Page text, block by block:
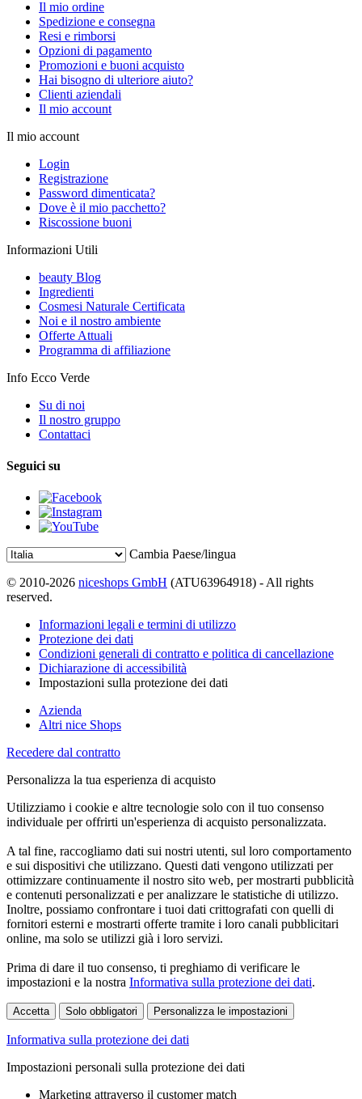
Il mio ordine
Spedizione e consegna
Resi e rimborsi
Opzioni di pagamento
Promozioni e buoni acquisto
Hai bisogno di ulteriore aiuto?
Clienti aziendali
Il mio account
Il mio account
Login
Registrazione
Password dimenticata?
Dove è il mio pacchetto?
Riscossione buoni
Informazioni Utili
beauty Blog
Ingredienti
Cosmesi Naturale Certificata
Noi e il nostro ambiente
Offerte Attuali
Programma di affiliazione
Info Ecco Verde
Su di noi
Il nostro gruppo
Contattaci
Seguici su
Cambia Paese/lingua
© 2010-2026 niceshops GmbH (ATU63964918) - All rights
reserved.
Informazioni legali e termini di utilizzo
Protezione dei dati
Condizioni generali di contratto e politica di cancellazione
Dichiarazione di accessibilità
Impostazioni sulla protezione dei dati
Azienda
Altri nice Shops
Recedere dal contratto
Personalizza la tua esperienza di acquisto
Utilizziamo i cookie e altre tecnologie solo con il tuo consenso
individuale per offrirti un'esperienza di acquisto personalizzata.
A tal fine, raccogliamo dati sui nostri utenti, sul loro comportamento
e sui dispositivi che utilizzano. Questi dati vengono utilizzati per
ottimizzare continuamente il nostro sito web, per mostrarti pubblicità
e contenuti personalizzati e per analizzare le statistiche di utilizzo.
Inoltre, possiamo confrontare i tuoi dati crittografati con quelli di
fornitori esterni e mostrarti offerte tramite i loro canali pubblicitari
online, ma solo se utilizzi già i loro servizi.
Prima di dare il tuo consenso, ti preghiamo di verificare le
impostazioni e la nostra Informativa sulla protezione dei dati.
Accetta Solo obbligatori Personalizza le impostazioni
Informativa sulla protezione dei dati
Impostazioni personali sulla protezione dei dati
Marketing attraverso il customer match